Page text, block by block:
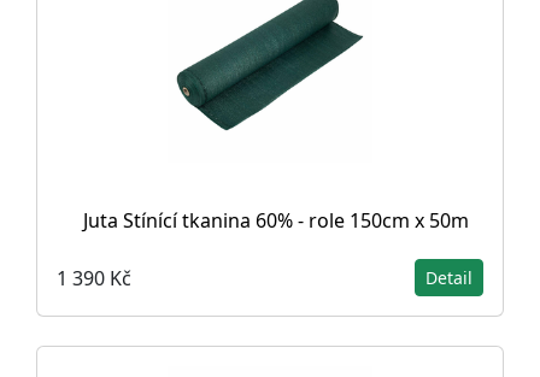
Juta Stínící tkanina 60% - role 150cm x 50m
1 390 Kč Detail